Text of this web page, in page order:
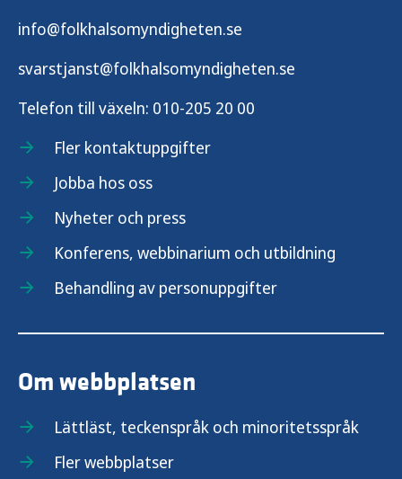
info@folkhalsomyndigheten.se
svarstjanst@folkhalsomyndigheten.se
Telefon till växeln: 010-205 20 00
Fler kontaktuppgifter
Jobba hos oss
Nyheter och press
Konferens, webbinarium och utbildning
Behandling av personuppgifter
Om webbplatsen
Lättläst, teckenspråk och minoritetsspråk
Fler webbplatser